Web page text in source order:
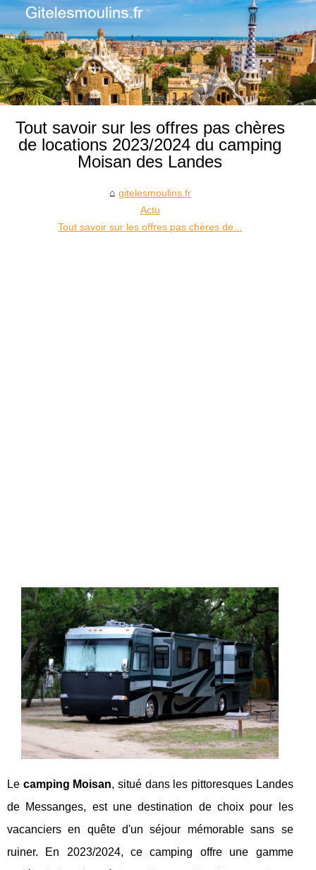
Tout savoir sur les offres pas chères
de locations 2023/2024 du camping
Moisan des Landes
gitelesmoulins.fr
Actu
Tout savoir sur les offres pas chères de...
Le camping Moisan, situé dans les pittoresques Landes
de Messanges, est une destination de choix pour les
vacanciers en quête d'un séjour mémorable sans se
ruiner. En 2023/2024, ce camping offre une gamme